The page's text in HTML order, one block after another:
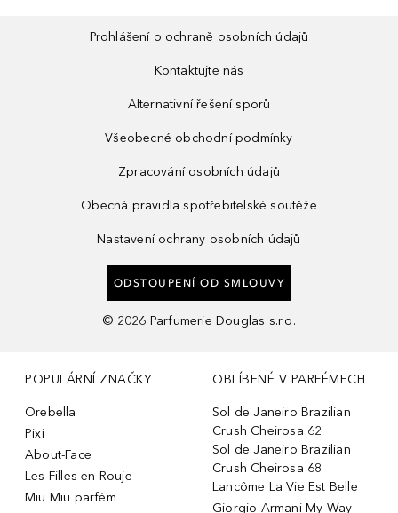
Prohlášení o ochraně osobních údajů
Kontaktujte nás
Alternativní řešení sporů
Všeobecné obchodní podmínky
Zpracování osobních údajů
Obecná pravidla spotřebitelské soutěže
Nastavení ochrany osobních údajů
ODSTOUPENÍ OD SMLOUVY
© 2026 Parfumerie Douglas s.r.o.
POPULÁRNÍ ZNAČKY
Orebella
Pixi
About-Face
Les Filles en Rouje
Miu Miu parfém
OBLÍBENÉ V PARFÉMECH
Sol de Janeiro Brazilian
Crush Cheirosa 62
Sol de Janeiro Brazilian
Crush Cheirosa 68
Lancôme La Vie Est Belle
Giorgio Armani My Way